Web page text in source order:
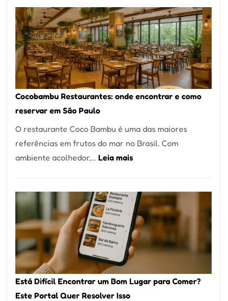
Melhores
Restaurantes
em
São
Paulo:
Um
Guia
para
a
Alta
Cocobambu Restaurantes: onde encontrar e como
reservar em São Paulo
O restaurante Coco Bambu é uma das maiores
referências em frutos do mar no Brasil. Com
ambiente acolhedor,… Leia mais:
onde
encontrar
e
como
reservar
em
São
Está Difícil Encontrar um Bom Lugar para Comer?
Este Portal Quer Resolver Isso